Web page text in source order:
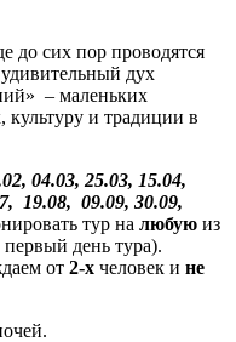
до сих пор проводятся
дух
– маленьких
и традиции в
04.03, 25.03, 15.04,
19.08, 09.09, 30.09,
тур на любую из
первый день тура).
от 2-х человек и не